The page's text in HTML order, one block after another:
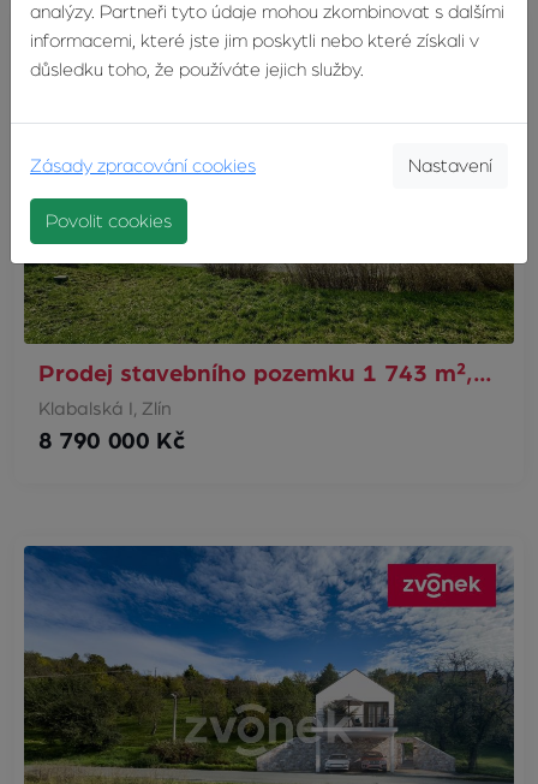
Prodej stavebního pozemku 1 743 m²,…
Klabalská I, Zlín
8 790 000 Kč
analýzy. Partneři tyto údaje mohou zkombinovat s dalšími
informacemi, které jste jim poskytli nebo které získali v
důsledku toho, že používáte jejich služby.
Zásady zpracování cookies Nastavení
Povolit cookies